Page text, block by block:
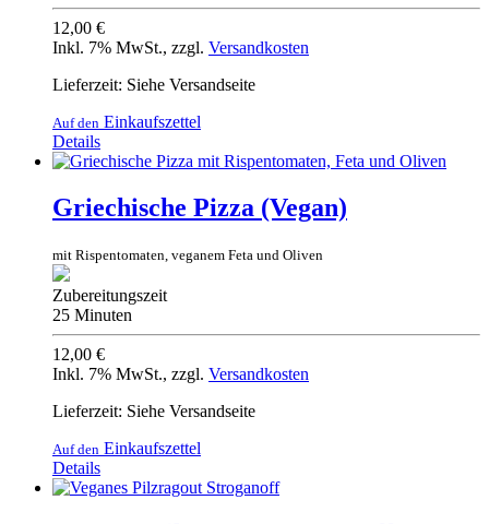
12,00 €
Inkl. 7% MwSt., zzgl. Versandkosten
Lieferzeit: Siehe Versandseite
Auf den Einkaufszettel
Details
Griechische Pizza (Vegan)
mit Rispentomaten, veganem Feta und Oliven
Zubereitungszeit
25 Minuten
12,00 €
Inkl. 7% MwSt., zzgl. Versandkosten
Lieferzeit: Siehe Versandseite
Auf den Einkaufszettel
Details